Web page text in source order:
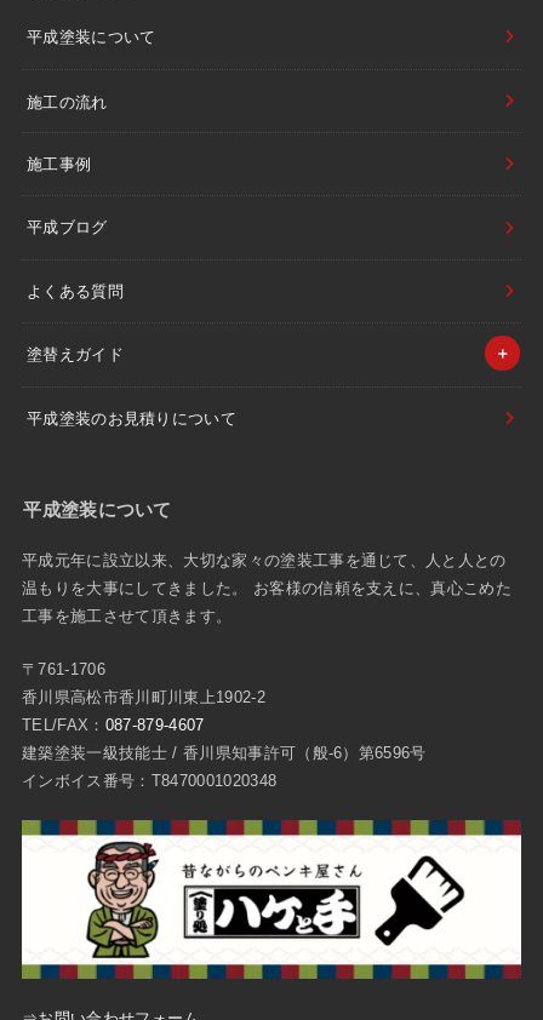
平成塗装について
施工の流れ
施工事例
平成ブログ
よくある質問
塗替えガイド
平成塗装のお見積りについて
平成塗装について
平成元年に設立以来、大切な家々の塗装工事を通じて、人と人との
温もりを大事にしてきました。 お客様の信頼を支えに、真心こめた
工事を施工させて頂きます。
〒761-1706
香川県高松市香川町川東上1902-2
TEL/FAX： 087-879-4607
建築塗装一級技能士 / 香川県知事許可（般-6）第6596号
インボイス番号：T8470001020348